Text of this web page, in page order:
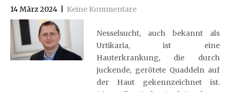
14 März 2024 Keine Kommentare
Nesselsucht, auch bekannt als
Urtikaria, ist eine
Hauterkrankung, die durch
juckende, gerötete Quaddeln auf
der Haut gekennzeichnet ist.